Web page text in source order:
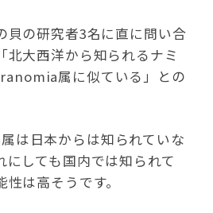
貝の研究者3名に直に問い合
北大西洋から知られるナミ
属に似ている」との
は日本からは知られていな
にしても国内では知られて
は高そうです。